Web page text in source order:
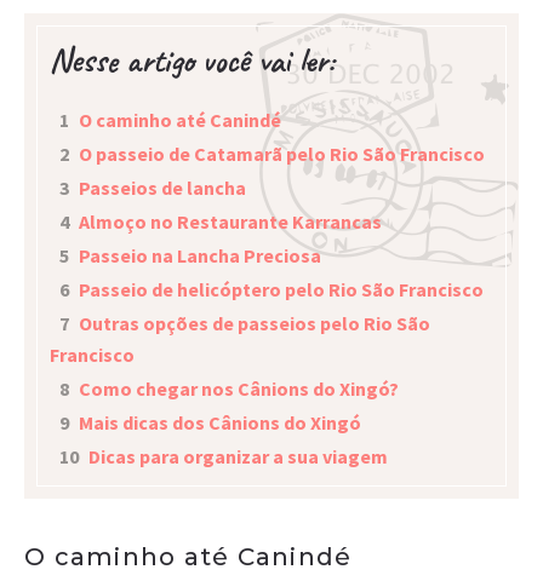
Nesse artigo você vai ler:
1 O caminho até Canindé
2 O passeio de Catamarã pelo Rio São Francisco
3 Passeios de lancha
4 Almoço no Restaurante Karrancas
5 Passeio na Lancha Preciosa
6 Passeio de helicóptero pelo Rio São Francisco
7 Outras opções de passeios pelo Rio São
Francisco
8 Como chegar nos Cânions do Xingó?
9 Mais dicas dos Cânions do Xingó
10 Dicas para organizar a sua viagem
O caminho até Canindé